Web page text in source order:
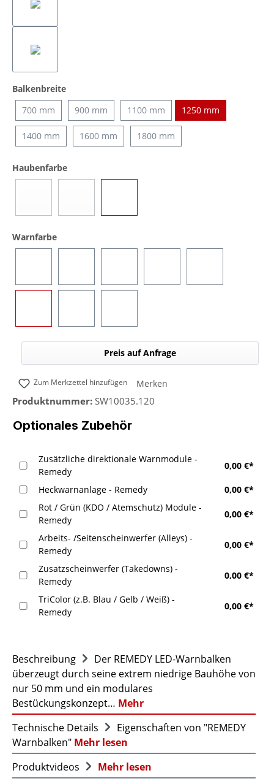
Balkenbreiteauswählen
700 mm
900 mm 1100 mm 1250 mm
1400 mm 1600 mm 1800 mm
Haubenfarbeauswählen
Warnfarbeauswählen
Preis auf Anfrage
Zum Merkzettel hinzufügen Merken
Produktnummer: SW10035.120
Optionales Zubehör
Zusätzliche direktionale Warnmodule -
Remedy
0,00 €*
Heckwarnanlage - Remedy
0,00 €*
Rot / Grün (KDO / Atemschutz) Module -
Remedy
0,00 €*
Arbeits- /Seitenscheinwerfer (Alleys) -
Remedy
0,00 €*
Zusatzscheinwerfer (Takedowns) -
Remedy
0,00 €*
TriColor (z.B. Blau / Gelb / Weiß) -
Remedy
0,00 €*
Beschreibung
Der REMEDY LED-Warnbalken
überzeugt durch seine extrem niedrige Bauhöhe von
nur 50 mm und ein modulares
Bestückungskonzept… Mehr
Technische Details
Eigenschaften von "REMEDY
Warnbalken" Mehr lesen
Produktvideos
Mehr lesen